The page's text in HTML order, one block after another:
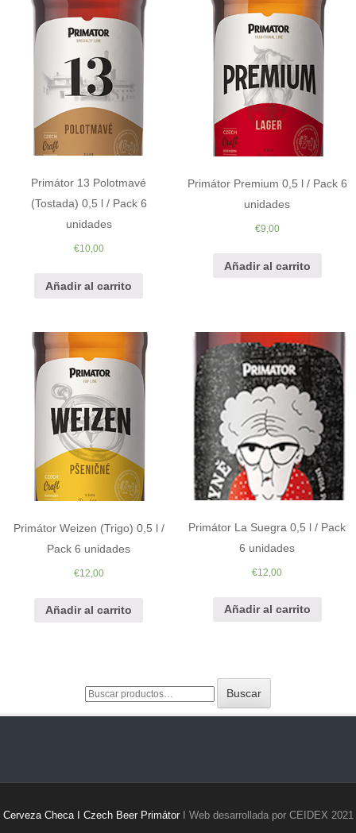
Primátor 13 Polotmavé
(Tostada) 0,5 l / Pack 6
unidades
€10,00
Añadir al carrito
Primátor Premium 0,5 l / Pack 6
unidades
€9,00
Añadir al carrito
Primátor Weizen (Trigo) 0,5 l /
Pack 6 unidades
€12,00
Añadir al carrito
Primátor La Suegra 0,5 l / Pack
6 unidades
€12,00
Añadir al carrito
Buscar
por:
Buscar
Cerveza Checa I Czech Beer PrimátorI Web desarrollada por CEIDEX 2021